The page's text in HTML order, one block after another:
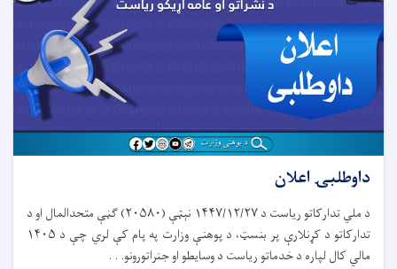
داوطلبۍ اعلان
د ملي تدارکاتو ریاست د ۱۴۴۷/۱۲/۲۷ نېټې (۲۰۵۸۰) ګڼې متحدالمال او د
تدارکاتو د کړنلارې پر بنسټ، د پوهنې وزارت په پام کې لري چې د ۱۴۰۵
مالي کال لپاره د خدماتو ریاست د وسایطو او جنراتورونو. . .